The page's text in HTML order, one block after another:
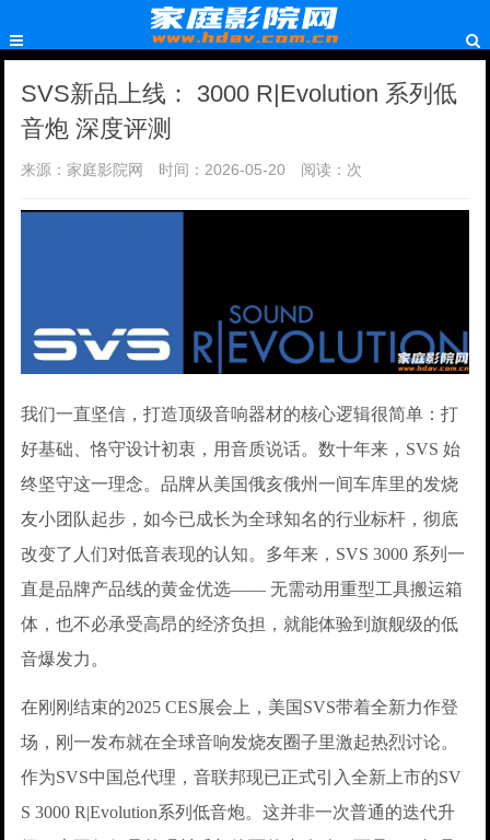
SVS新品上线： 3000 R|Evolution 系列低
音炮 深度评测
来源：家庭影院网 时间：2026-05-20 阅读： 次
我们一直坚信，打造顶级音响器材的核心逻辑很简单：打
好基础、恪守设计初衷，用音质说话。数十年来，SVS 始
终坚守这一理念。品牌从美国俄亥俄州一间车库里的发烧
友小团队起步，如今已成长为全球知名的行业标杆，彻底
改变了人们对低音表现的认知。多年来，SVS 3000 系列一
直是品牌产品线的黄金优选—— 无需动用重型工具搬运箱
体，也不必承受高昂的经济负担，就能体验到旗舰级的低
音爆发力。
在刚刚结束的2025 CES展会上，美国SVS带着全新力作登
场，刚一发布就在全球音响发烧友圈子里激起热烈讨论。
作为SVS中国总代理，音联邦现已正式引入全新上市的SV
S 3000 R|Evolution系列低音炮。这并非一次普通的迭代升